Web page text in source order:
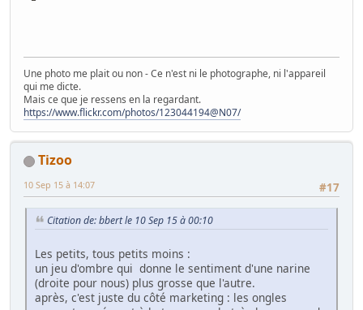
Une photo me plait ou non - Ce n'est ni le photographe, ni l'appareil
qui me dicte.
Mais ce que je ressens en la regardant.
https://www.flickr.com/photos/123044194@N07/
Tizoo
#17
10 Sep 15 à 14:07
Citation de: bbert le 10 Sep 15 à 00:10
Les petits, tous petits moins :
un jeu d'ombre qui donne le sentiment d'une narine
(droite pour nous) plus grosse que l'autre.
après, c'est juste du côté marketing : les ongles